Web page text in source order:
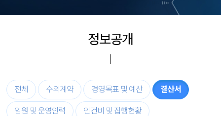
정보공개
전체 수의계약 경영목표 및 예산 결산서
임원 및 운영인력 인건비 및 집행현황